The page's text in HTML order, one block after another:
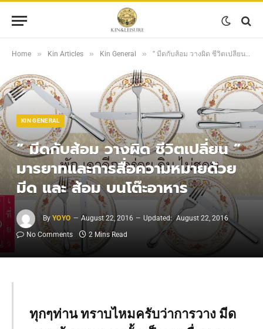
Home » Kin Articles » Kin General » ” มีดกับส้อม วางผิด ชีวิตเปลี่ยน ” มารยาทและการสื่อความหมายด้วย มีด และ ส้อม บนโต๊ะอาหาร
KIN GENERAL
” มีดกับส้อม วางผิด ชีวิตเปลี่ยน ”
มารยาทและการสื่อความหมายด้วย
มีด และ ส้อม บนโต๊ะอาหาร
By YOYO August 22, 2016 Updated: August 22, 2016
No Comments
2 Mins Read
ทุกๆท่าน ทราบไหมครับว่าการวาง มีด